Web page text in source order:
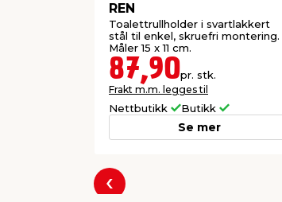
REN
Toalettrullholder i svartlakkert
stål til enkel, skruefri montering.
Måler 15 x 11 cm.
87,90pr. stk.
Frakt m.m. legges til
Nettbutikk Butikk
Se mer
Forrige